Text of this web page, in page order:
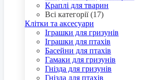
Краплі для тварин
Всі категорії (17)
Клітки та аксесуари
Іграшки для гризунів
Іграшки для птахів
Басейни для птахів
Гамаки для гризунів
Гнізда для гризунів
Гнізда для птахів